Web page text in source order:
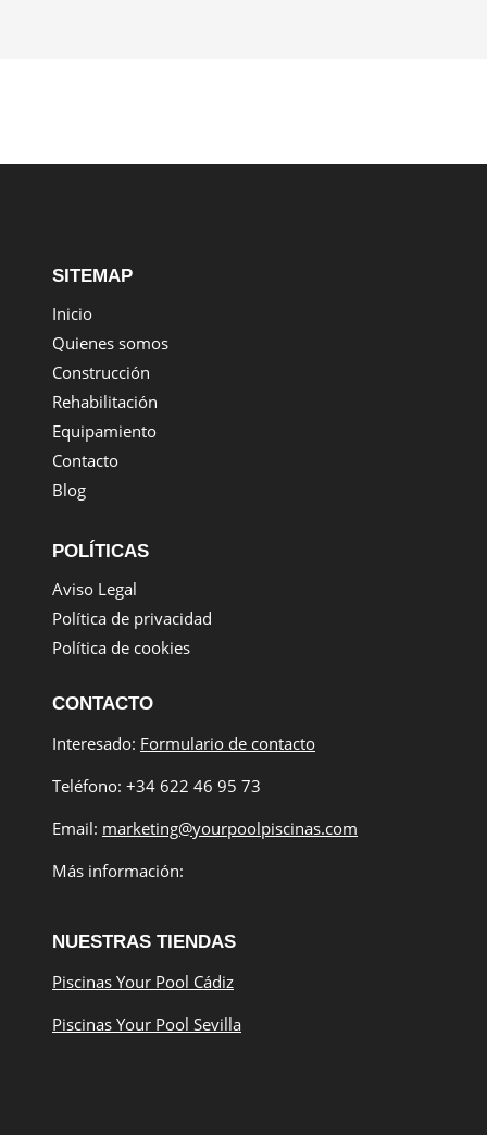
SITEMAP
Inicio
Quienes somos
Construcción
Rehabilitación
Equipamiento
Contacto
Blog
POLÍTICAS
Aviso Legal
Política de privacidad
Política de cookies
CONTACTO
Interesado: Formulario de contacto
Teléfono: +34 622 46 95 73
Email: marketing@yourpoolpiscinas.com
Más información:
NUESTRAS TIENDAS
Piscinas Your Pool Cádiz
Piscinas Your Pool Sevilla